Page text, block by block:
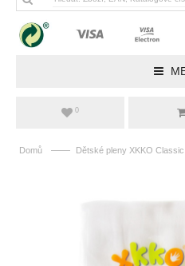
0
Domů —— Dětské pleny XKKO